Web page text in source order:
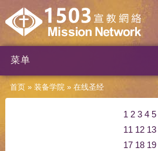
菜单
首页» 装备学院 » 在线圣经
1 2 3 4 5
11 12 13
17 18 19